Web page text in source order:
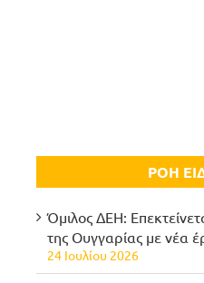
ΡΟΗ
Όμιλος ΔΕΗ:
της Ουγγαρίας με νέα
24 Ιουλίου 2026